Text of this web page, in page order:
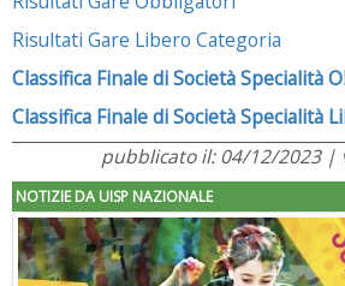
Risultati Gare Libero Categoria
Classifica Finale di Società Specialità
Classifica Finale di Società Specialità
pubblicato il: 04/12/2023 |
NOTIZIE DA UISP NAZIONALE